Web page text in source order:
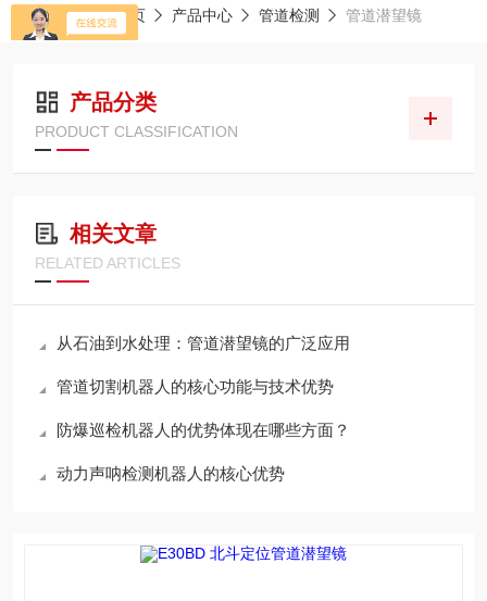
当前位置：首页 产品中心 管道检测 管道潜望镜
产品分类
PRODUCT CLASSIFICATION
相关文章
RELATED ARTICLES
从石油到水处理：管道潜望镜的广泛应用
管道切割机器人的核心功能与技术优势
防爆巡检机器人的优势体现在哪些方面？
动力声呐检测机器人的核心优势